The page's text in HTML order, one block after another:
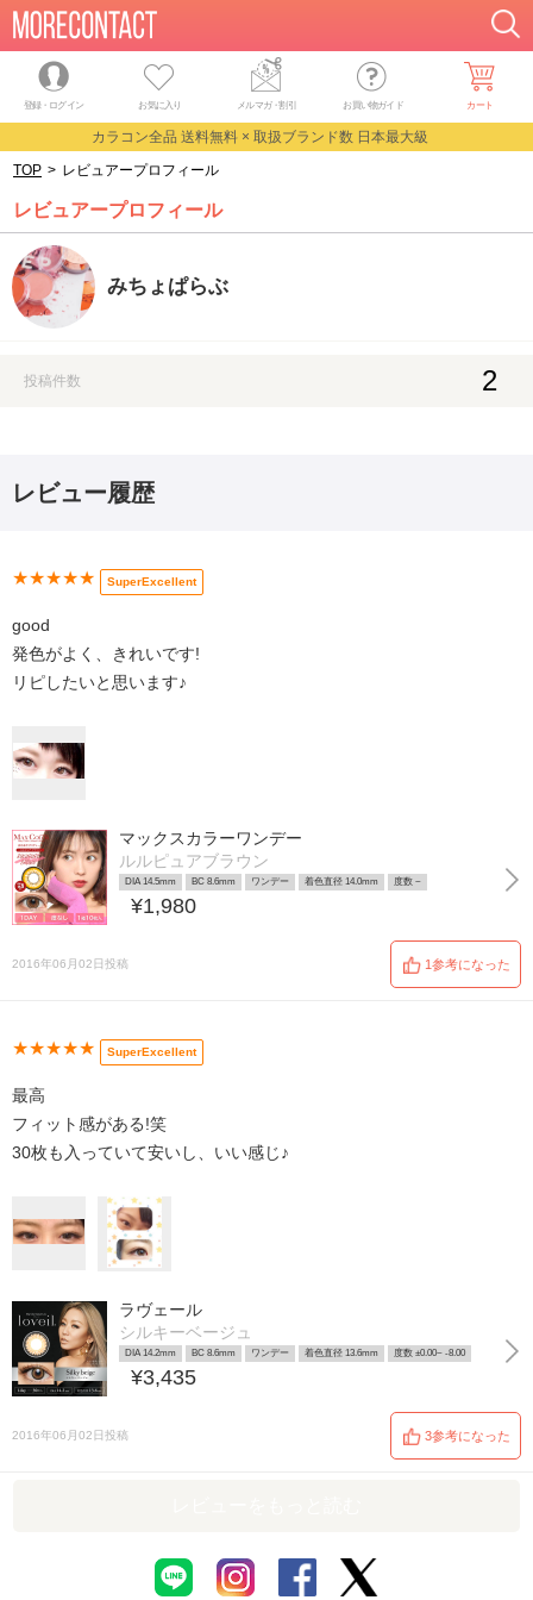
登録・ログイン お気に入り メルマガ・割引 お買い物ガイド カート
カラコン全品 送料無料 × 取扱ブランド数 日本最大級
TOP > レビュアープロフィール
レビュアープロフィール
みちょぱらぶ
投稿件数 2
レビュー履歴
★★★★★ SuperExcellent
good
発色がよく、きれいです!
リピしたいと思います♪
マックスカラーワンデー
ルルピュアブラウン
DIA 14.5mm BC 8.6mm ワンデー 着色直径 14.0mm 度数 ~
¥1,980
2016年06月02日投稿 1参考になった
★★★★★ SuperExcellent
最高
フィット感がある!笑
30枚も入っていて安いし、いい感じ♪
ラヴェール
シルキーベージュ
DIA 14.2mm BC 8.6mm ワンデー 着色直径 13.6mm 度数 ±0.00~ -8.00
¥3,435
2016年06月02日投稿 3参考になった